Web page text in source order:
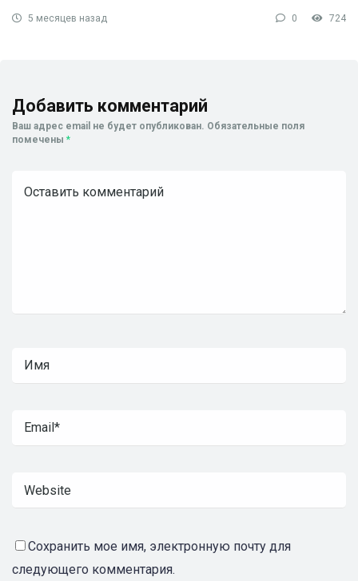
5 месяцев назад 0 724
Добавить комментарий
Ваш адрес email не будет опубликован. Обязательные поля
помечены *
Сохранить мое имя, электронную почту для
следующего комментария.